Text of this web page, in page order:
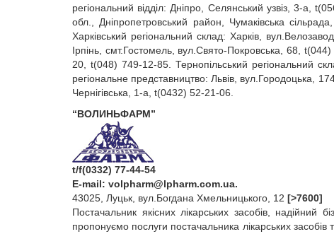
регіональний відділ: Дніпро, Селянський узвіз, 3‑а,
обл., Дніпропетровський район, Чумаківська
Харківський регіональний склад: Харків,
Ірпінь, смт.Гостомель, вул.Свято‑Покровська, 68,
20, t(048) 749‑12‑85. Тернопільський регіональний
регіональне представництво: Львів, вул.Городоцька,
Чернігівська, 1‑а, t(0432) 52‑21‑06.
“ВОЛИНЬФАРМ”
t/f(0332) 77-44-54
E‑mail: volpharm@lpharm.com.ua.
43025, Луцьк, вул.Богдана Хмельницького, 12 [>7600]
Постачальник якісних лікарських засобів, надійний
пропонуємо послуги постачальника лікарських